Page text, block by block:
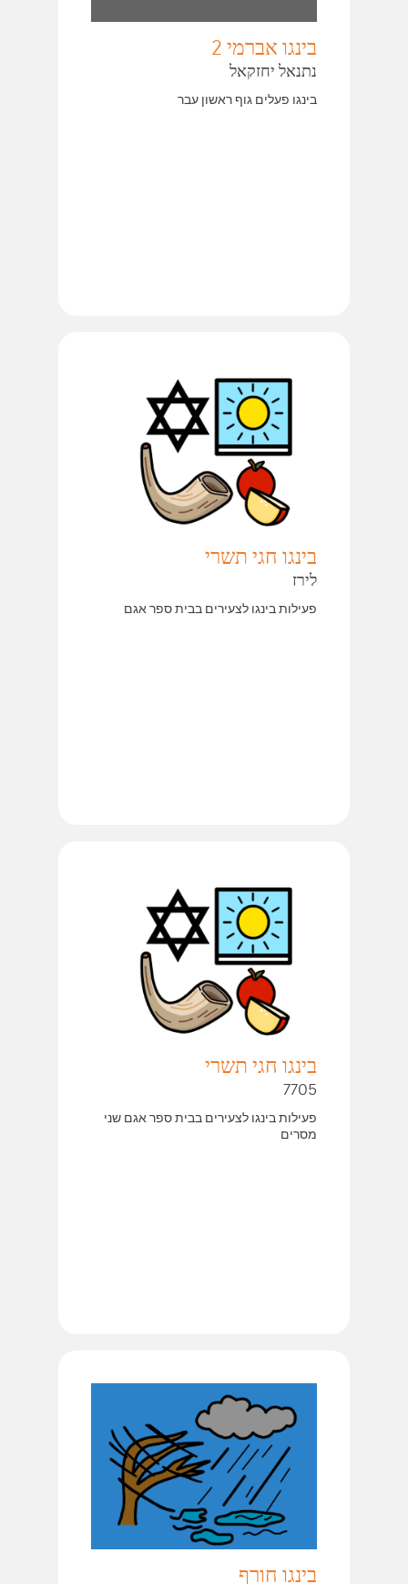
בינגו אברמי 2
נתנאל יחזקאל
בינגו פעלים גוף ראשון עבר
בינגו חגי תשרי
לירז
פעילות בינגו לצעירים בבית ספר אגם
בינגו חגי תשרי
7705
פעילות בינגו לצעירים בבית ספר אגם שני
מסרים
בינגו חורף